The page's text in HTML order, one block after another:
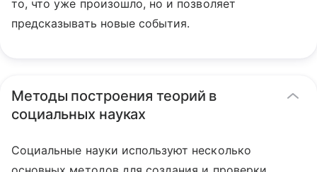
то, что уже произошло, но и позволяет
предсказывать новые события.
Методы построения теорий в
социальных науках
Социальные науки используют несколько